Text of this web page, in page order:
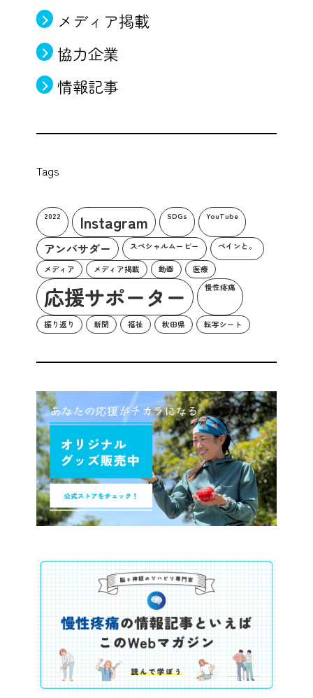
メディア掲載
協力企業
情報記事
Tags
2022 Instagram SDGs YouTube
アンバサダー スペシャルムービー ペインと。
メディア メディア掲載 動画 医療
応援サポーター 慢性疼痛
振り返り 新聞 福祉 秋田県 転写シート